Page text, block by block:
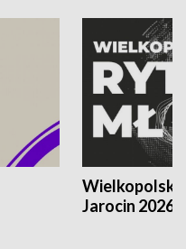
Jarocin 2026